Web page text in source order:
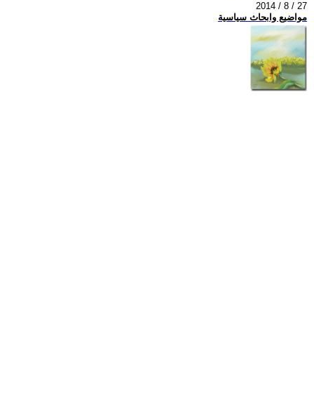
2014 / 8 / 27
مواضيع وابحاث سياسية